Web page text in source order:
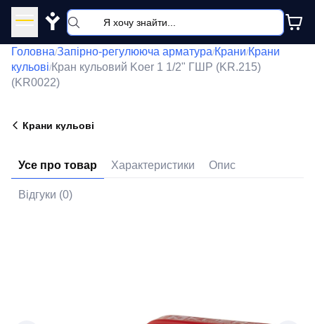
Y
Головна/Запірно-регулююча арматура/Крани/Крани
кульові/Кран кульовий Koer 1 1/2" ГШР (KR.215)
(KR0022)
Крани кульові
Усе про товар Характеристики Опис
Відгуки (0)